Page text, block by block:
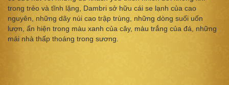
trong trẻo và tĩnh lặng, Dambri sở hữu cái se lạnh của cao
nguyên, những dãy núi cao trập trùng, những dòng suối uốn
lượn, ẩn hiện trong màu xanh của cây, màu trắng của đá, những
mái nhà thấp thoáng trong sương.